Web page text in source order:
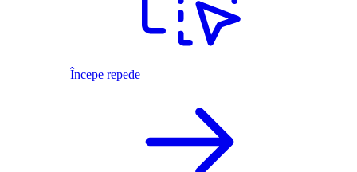
Începe repede